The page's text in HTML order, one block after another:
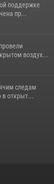
поддержке
пр...
воздух...
следам
в открыт...